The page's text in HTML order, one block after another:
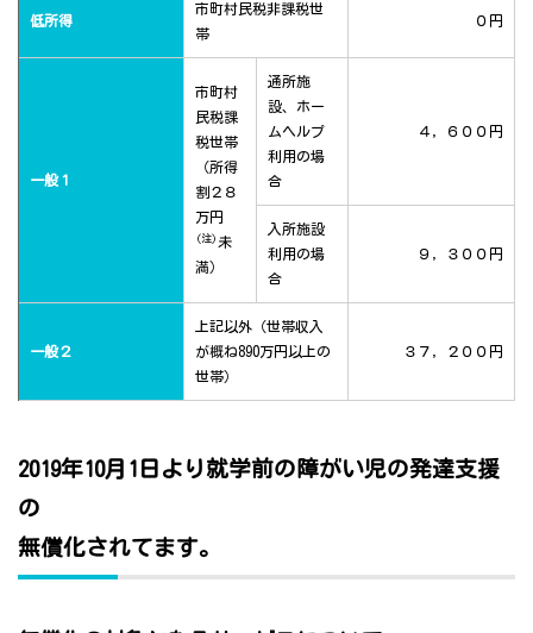
低所得
市町村民税非課税世
帯
０円
一般１
市町村
民税課
税世帯
（所得
割２８
万円
(注) 未
満）
通所施
設、ホー
ムヘルプ
利用の場
合
４，６００円
入所施設
利用の場
合
９，３００円
一般２
上記以外（世帯収入
が概ね890万円以上の
世帯）
３７，２００円
2019年10月1日より就学前の障がい児の発達支援
の
無償化されてます。